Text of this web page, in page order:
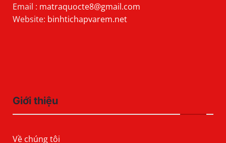
Email : matraquocte8@gmail.com
Website: binhtichapvarem.net
Giới thiệu
Về chúng tôi